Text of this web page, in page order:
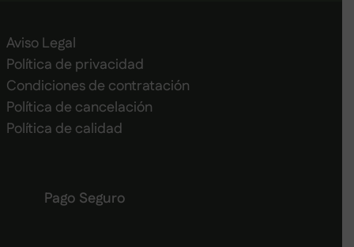
Aviso Legal
Política de privacidad
Condiciones de contratación
Política de cancelación
Política de calidad
Pago Seguro